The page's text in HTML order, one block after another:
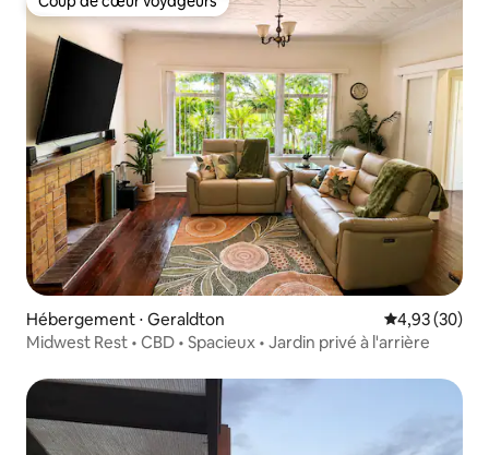
Coup de cœur voyageurs
Hébergement ⋅ Geraldton Évaluation
4,93 (30)
Midwest Rest • CBD • Spacieux • Jardin privé à l'arrière